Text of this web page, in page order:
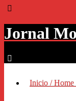
Jornal
Inicio / Home